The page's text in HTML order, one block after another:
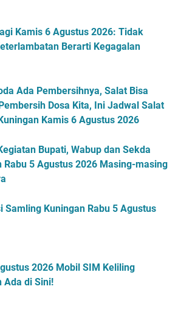
Kamis 6 Agustus 2026: Tidak
Berarti Kegagalan
Ada Pembersihnya, Salat Bisa
Dosa Kita, Ini Jadwal Salat
Kamis 6 Agustus 2026
Bupati, Wabup dan Sekda
Rabu 5 Agustus 2026 Masing-masing
Samling Kuningan Rabu 5 Agustus
2026 Mobil SIM Keliling
Ada di Sini!